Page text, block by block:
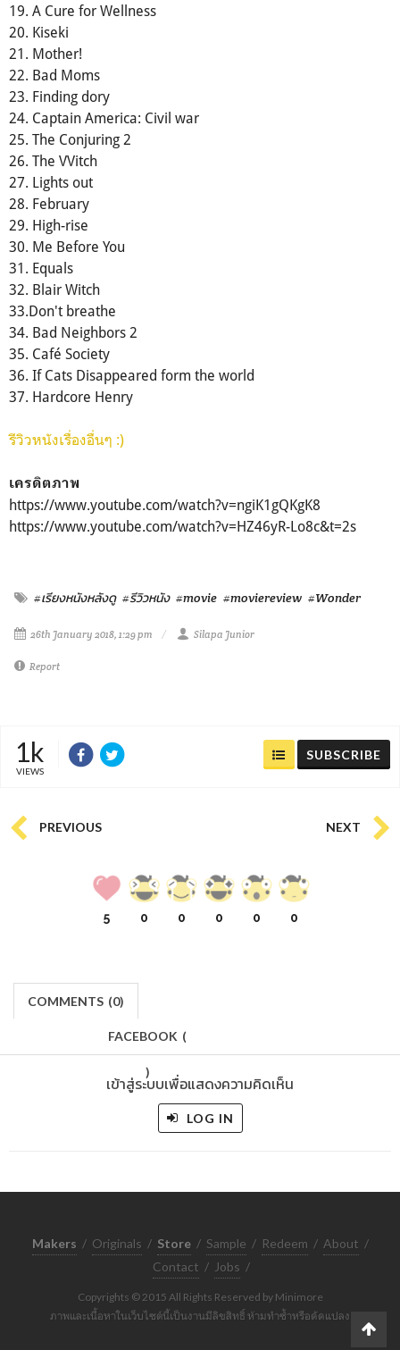
19. A Cure for Wellness
20. Kiseki
21. Mother!
22. Bad Moms
23. Finding dory
24. Captain America: Civil war
25. The Conjuring 2
26. The VVitch
27. Lights out
28. February
29. High-rise
30. Me Before You
31. Equals
32. Blair Witch
33.Don't breathe
34. Bad Neighbors 2
35. Café Society
36. If Cats Disappeared form the world
37. Hardcore Henry
รีวิวหนังเรื่องอื่นๆ :)
เครดิตภาพ
https://www.youtube.com/watch?v=ngiK1gQKgK8
https://www.youtube.com/watch?v=HZ46yR-Lo8c&t=2s
#เรียงหนังหลังดู #รีวิวหนัง #movie #moviereview #Wonder
26th January 2018, 1:29 pm Silapa Junior
Report
1k
VIEWS
SUBSCRIBE
PREVIOUS NEXT
5 0 0 0 0 0
COMMENTS (0)
FACEBOOK (
)
เข้าสู่ระบบเพื่อแสดงความคิดเห็น
LOG IN
Makers / Originals / Store / Sample / Redeem / About /
Contact / Jobs /
Copyrights © 2015 All Rights Reserved by Minimore
ภาพและเนื้อหาในเว็บไซต์นี้เป็นงานมีลิขสิทธิ์ ห้ามทำซ้ำหรือดัดแปลง